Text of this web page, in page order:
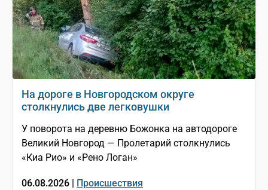
На дороге в Новгородском округе
столкнулись две легковушки
У поворота на деревню Божонка на автодороге
Великий Новгород — Пролетарий столкнулись
«Киа Рио» и «Рено Логан»
06.08.2026 | Происшествия